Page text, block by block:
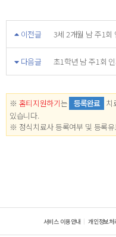
이전글 3세 2개월 남 주1회
다음글 초1학년 남 주1회
※ 홈티지원하기는 등록완료 치
있습니다.
※ 정식치료사 등록여부 및 등록
서비스 이용안내 개인정보처